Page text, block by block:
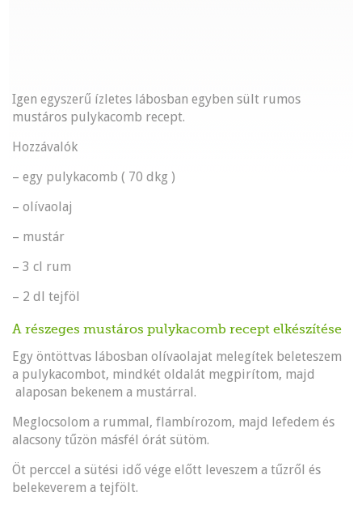
Igen egyszerű ízletes lábosban egyben sült rumos
mustáros pulykacomb recept.
Hozzávalók
– egy pulykacomb ( 70 dkg )
– olívaolaj
– mustár
– 3 cl rum
– 2 dl tejföl
A részeges mustáros pulykacomb recept elkészítése
Egy öntöttvas lábosban olívaolajat melegítek beleteszem
a pulykacombot, mindkét oldalát megpirítom, majd
alaposan bekenem a mustárral.
Meglocsolom a rummal, flambírozom, majd lefedem és
alacsony tűzön másfél órát sütöm.
Öt perccel a sütési idő vége előtt leveszem a tűzről és
belekeverem a tejfölt.